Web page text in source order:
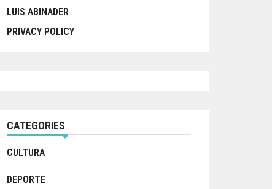
LUIS ABINADER
PRIVACY POLICY
CATEGORIES
CULTURA
DEPORTE